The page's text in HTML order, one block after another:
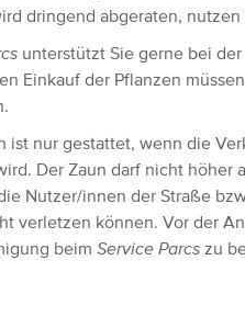
dringend abgeraten,
unterstützt Sie gerne bei
Einkauf der Pflanzen
ist nur gestattet, wenn die
Der Zaun darf nicht höher
Nutzer/innen der Straße
verletzen können. Vor der
beimService Parcs zu